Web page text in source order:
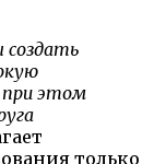
создать
при этом
только